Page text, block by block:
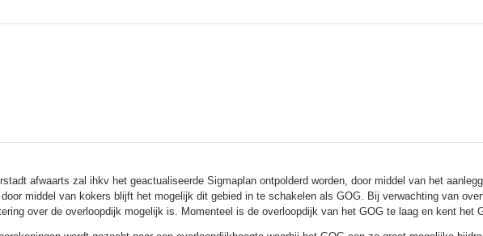
afwaarts zal ihkv het geactualiseerde Sigmaplan ontpolderd worden, door middel van het
middel van kokers blijft het mogelijk dit gebied in te schakelen als GOG. Bij verwachting van
over de overloopdijk mogelijk is. Momenteel is de overloopdijk van het GOG te laag en kent het